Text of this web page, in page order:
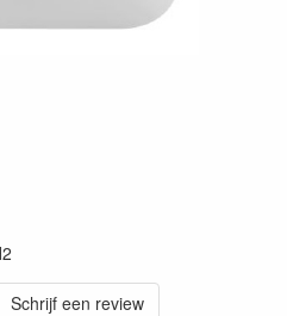
Schrijf een review